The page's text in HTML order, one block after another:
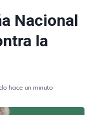
Nacional
la
hace un minuto